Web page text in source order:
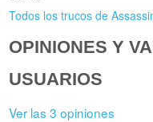
Todos los trucos de
OPINIONES Y
USUARIOS
Ver las 3 opiniones